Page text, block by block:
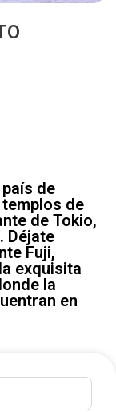
de
de
de Tokio,
Déjate
Fuji,
exquisita
la
en